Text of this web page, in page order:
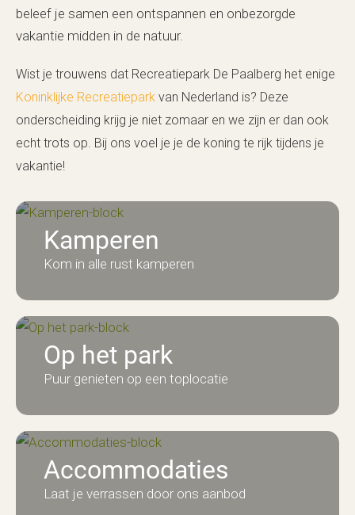
beleef je samen een ontspannen en onbezorgde
vakantie midden in de natuur.
Wist je trouwens dat Recreatiepark De Paalberg het enige
Koninklijke Recreatiepark van Nederland is? Deze
onderscheiding krijg je niet zomaar en we zijn er dan ook
echt trots op. Bij ons voel je je de koning te rijk tijdens je
vakantie!
Kamperen
Kom in alle rust kamperen
Op het park
Puur genieten op een toplocatie
Accommodaties
Laat je verrassen door ons aanbod